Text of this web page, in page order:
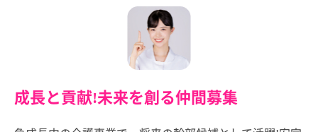
成長と貢献!未来を創る仲間募集